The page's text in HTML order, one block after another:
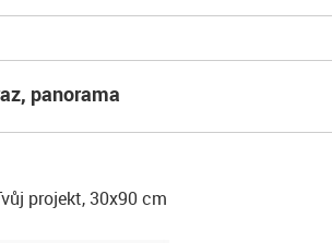
panorama
projekt, 30x90 cm